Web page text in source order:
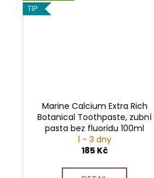
TIP
Marine Calcium Extra Rich
Botanical Toothpaste, zubní
pasta bez fluoridu 100ml
1 - 3 dny
185 Kč